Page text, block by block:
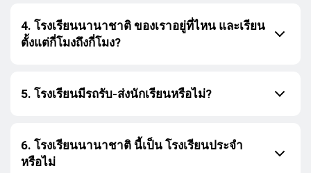
4. โรงเรียนนานาชาติ ของเราอยู่ที่ไหน และเรียน
ตั้งแต่กี่โมงถึงกี่โมง?
5. โรงเรียนมีรถรับ-ส่งนักเรียนหรือไม่?
6. โรงเรียนนานาชาติ นี้เป็น โรงเรียนประจำ
หรือไม่